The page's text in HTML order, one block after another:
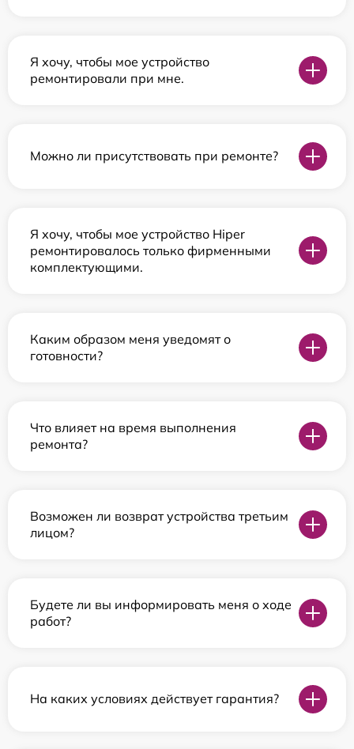
Я хочу, чтобы мое устройство
ремонтировали при мне.
Можно ли присутствовать при ремонте?
Я хочу, чтобы мое устройство Hiper
ремонтировалось только фирменными
комплектующими.
Каким образом меня уведомят о
готовности?
Что влияет на время выполнения
ремонта?
Возможен ли возврат устройства третьим
лицом?
Будете ли вы информировать меня о ходе
работ?
На каких условиях действует гарантия?